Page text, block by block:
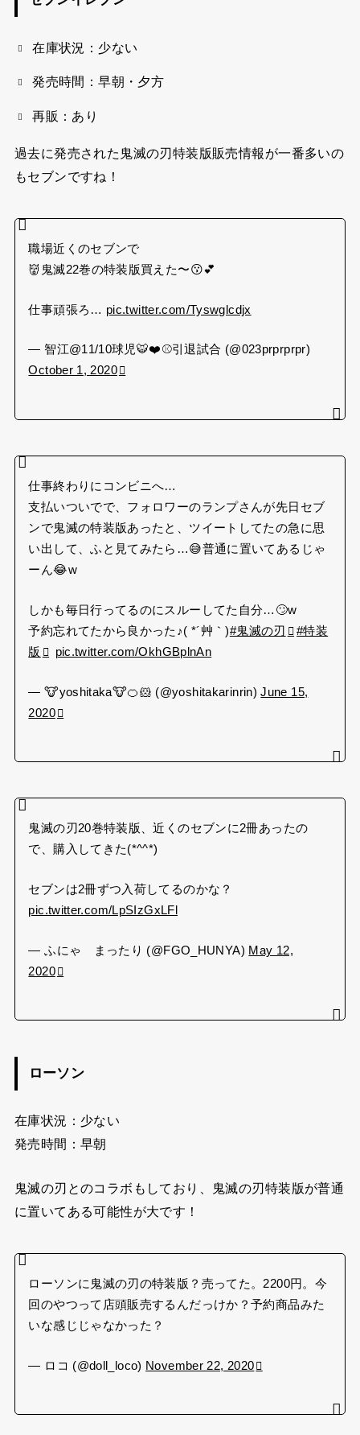
在庫状況：少ない
発売時間：早朝・夕方
再販：あり
過去に発売された鬼滅の刃特装版販売情報が一番多いの
もセブンですね！
職場近くのセブンで
👹鬼滅22巻の特装版買えた〜😗💕
仕事頑張ろ… pic.twitter.com/Tyswglcdjx
— 智江@11/10球児🐯❤️⚾️引退試合 (@023prprprpr)
October 1, 2020
仕事終わりにコンビニへ…
支払いついでで、フォロワーのランプさんが先日セブ
ンで鬼滅の特装版あったと、ツイートしてたの急に思
い出して、ふと見てみたら…😅普通に置いてあるじゃ
ーん😂w
しかも毎日行ってるのにスルーしてた自分…🙄w
予約忘れてたから良かった♪( *´艸｀)#鬼滅の刃
#特装
版
pic.twitter.com/OkhGBplnAn
— 🐮yoshitaka🐮🍊🐹 (@yoshitakarinrin)June 15,
2020
鬼滅の刃20巻特装版、近くのセブンに2冊あったの
で、購入してきた(*^^*)
セブンは2冊ずつ入荷してるのかな？
pic.twitter.com/LpSIzGxLFl
— ふにゃ まったり (@FGO_HUNYA) May 12,
2020
ローソン
在庫状況：少ない
発売時間：早朝
鬼滅の刃とのコラボもしており、鬼滅の刃特装版が普通
に置いてある可能性が大です！
ローソンに鬼滅の刃の特装版？売ってた。2200円。今
回のやつって店頭販売するんだっけか？予約商品みた
いな感じじゃなかった？
— ロコ (@doll_loco) November 22, 2020